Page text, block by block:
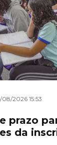
08/2026 15:53
prazo
da